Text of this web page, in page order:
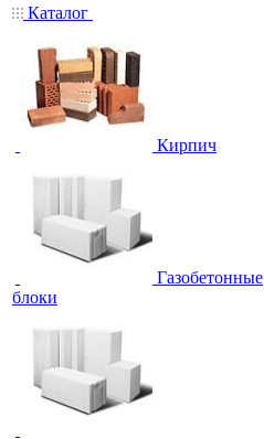
Каталог
Кирпич
Газобетонные
блоки